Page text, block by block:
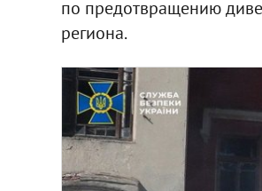
по предотвращению
региона.